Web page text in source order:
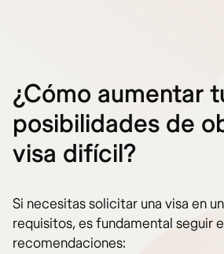
¿Cómo aumentar
posibilidades de
visa difícil?
Si necesitas solicitar una visa en
requisitos, es fundamental seguir
recomendaciones: